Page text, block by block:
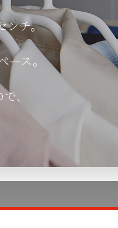
ンチ。
ース。
、